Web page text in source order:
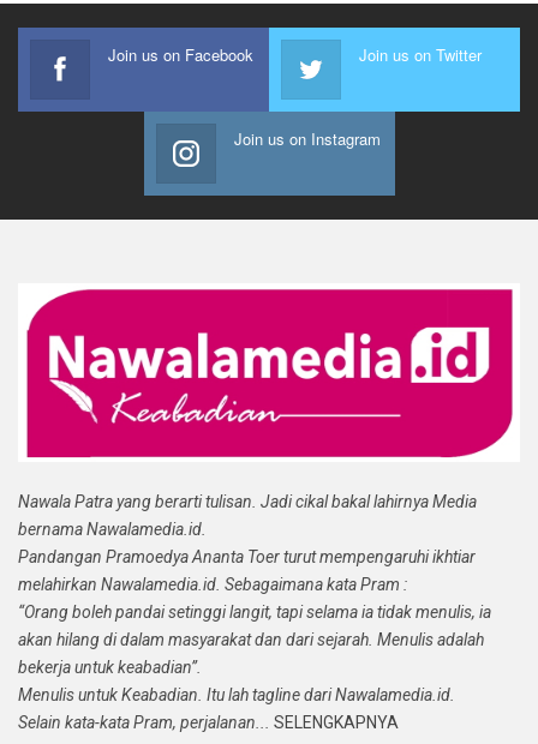
Join us on Facebook Join us on Twitter
Join us on Instagram
Nawala Patra yang berarti tulisan. Jadi cikal bakal lahirnya Media
bernama Nawalamedia.id.
Pandangan Pramoedya Ananta Toer turut mempengaruhi ikhtiar
melahirkan Nawalamedia.id. Sebagaimana kata Pram :
“Orang boleh pandai setinggi langit, tapi selama ia tidak menulis, ia
akan hilang di dalam masyarakat dan dari sejarah. Menulis adalah
bekerja untuk keabadian”.
Menulis untuk Keabadian. Itu lah tagline dari Nawalamedia.id.
Selain kata-kata Pram, perjalanan...
SELENGKAPNYA